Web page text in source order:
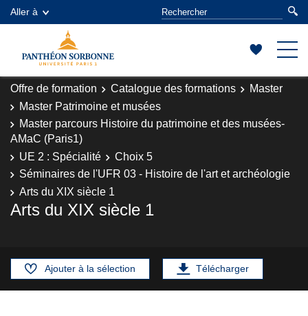
Aller à
Offre de formation Catalogue des formations
Master
Master Patrimoine et musées
Master parcours Histoire du patrimoine et des musées-
AMaC (Paris1)
UE 2 : Spécialité
Choix 5
Séminaires de l'UFR 03 - Histoire de l'art et archéologie
Arts du XIX siècle 1
Arts du XIX siècle 1
Ajouter à la sélection Télécharger